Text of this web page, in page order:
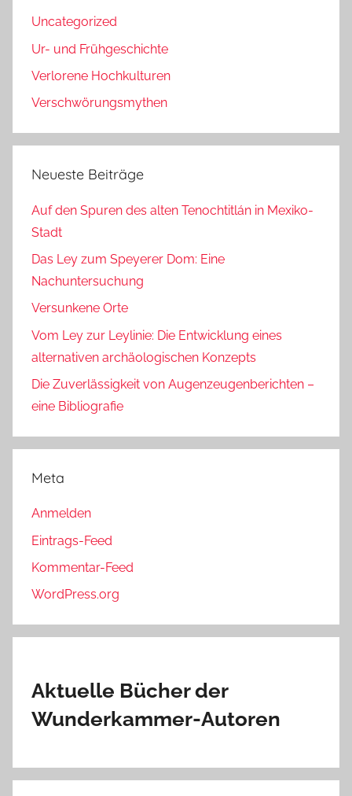
Uncategorized
Ur- und Frühgeschichte
Verlorene Hochkulturen
Verschwörungsmythen
Neueste Beiträge
Auf den Spuren des alten Tenochtitlán in Mexiko-
Stadt
Das Ley zum Speyerer Dom: Eine
Nachuntersuchung
Versunkene Orte
Vom Ley zur Leylinie: Die Entwicklung eines
alternativen archäologischen Konzepts
Die Zuverlässigkeit von Augenzeugenberichten –
eine Bibliografie
Meta
Anmelden
Eintrags-Feed
Kommentar-Feed
WordPress.org
Aktuelle Bücher der
Wunderkammer-Autoren